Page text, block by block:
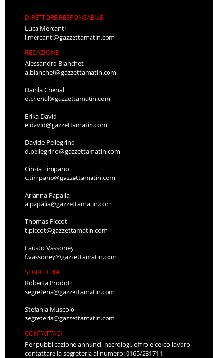
DIRETTORE RESPONSABILE
Luca Mercanti
l.mercanti@gazzettamatin.com
REDAZIONE
Alessandro Bianchet
a.bianchet@gazzettamatin.com
Danila Chenal
d.chenal@gazzettamatin.com
Erika David
e.david@gazzettamatin.com
Davide Pellegrino
d.pellegrino@gazzettamatin.com
Cinzia Timpano
c.timpano@gazzettamatin.com
Arianna Papalia
a.papalia@gazzettamatin.com
Thomas Piccot
t.piccot@gazzettamatin.com
Fausto Vassoney
f.vassoney@gazzettamatin.com
SEGRETERIA
Roberta Prodoti
segreteria@gazzettamatin.com
Stefania Muscolo
segreteria@gazzettamatin.com
CONTATTACI
Per pubblicazione annunci, necrologi, offro e cerco lavoro,
contattare la segreteria al numero: 0165/231711